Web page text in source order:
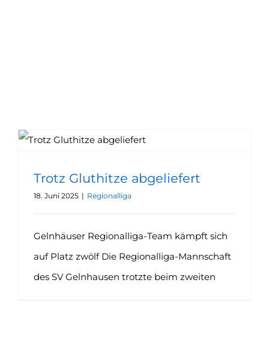
Trotz Gluthitze abgeliefert
18. Juni 2025 | Regionalliga
Gelnhäuser Regionalliga-Team kämpft sich
auf Platz zwölf Die Regionalliga-Mannschaft
des SV Gelnhausen trotzte beim zweiten